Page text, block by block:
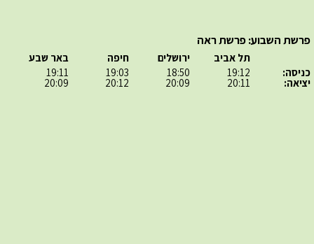
פרשת השבוע: פרשת ראה
כניסה:
יציאה:
תל אביב
19:12
20:11
ירושלים
18:50
20:09
חיפה
19:03
20:12
באר שבע
19:11
20:09